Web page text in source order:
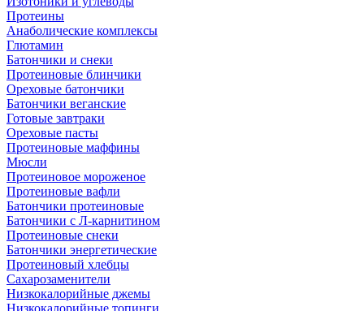
Протеины
Анаболические комплексы
Глютамин
Батончики и снеки
Протеиновые блинчики
Ореховые батончики
Батончики веганские
Готовые завтраки
Ореховые пасты
Протеиновые маффины
Мюсли
Протеиновое мороженое
Протеиновые вафли
Батончики протеиновые
Батончики с Л-карнитином
Протеиновые снеки
Батончики энергетические
Протеиновый хлебцы
Сахарозаменители
Низкокалорийные джемы
Низкокалорийные топинги